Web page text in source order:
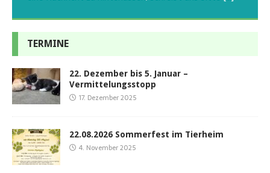
TERMINE
22. Dezember bis 5. Januar –
Vermittelungsstopp
17. Dezember 2025
22.08.2026 Sommerfest im Tierheim
4. November 2025